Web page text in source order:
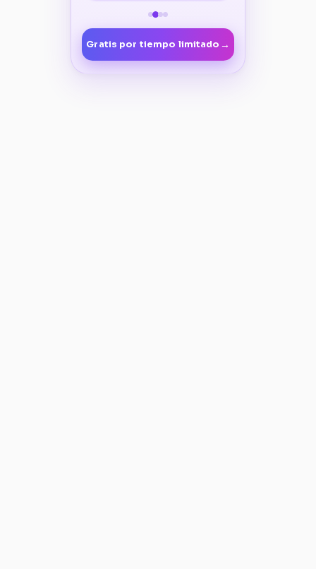
Gratis por tiempo limitado →